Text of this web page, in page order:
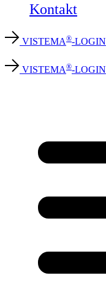
Kontakt
VISTEMA®-LOGIN
VISTEMA®-LOGIN